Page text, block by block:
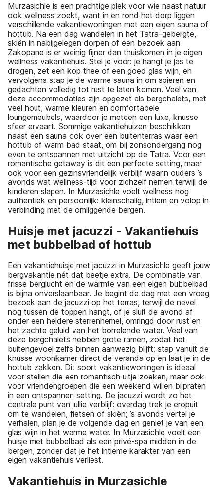
Murzasichle is een prachtige plek voor wie naast natuur
ook wellness zoekt, want in en rond het dorp liggen
verschillende vakantiewoningen met een eigen sauna of
hottub. Na een dag wandelen in het Tatra-gebergte,
skiën in nabijgelegen dorpen of een bezoek aan
Zakopane is er weinig fijner dan thuiskomen in je eigen
wellness vakantiehuis. Stel je voor: je hangt je jas te
drogen, zet een kop thee of een goed glas wijn, en
vervolgens stap je de warme sauna in om spieren en
gedachten volledig tot rust te laten komen. Veel van
deze accommodaties zijn opgezet als bergchalets, met
veel hout, warme kleuren en comfortabele
loungemeubels, waardoor je meteen een luxe, knusse
sfeer ervaart. Sommige vakantiehuizen beschikken
naast een sauna ook over een buitenterras waar een
hottub of warm bad staat, om bij zonsondergang nog
even te ontspannen met uitzicht op de Tatra. Voor een
romantische getaway is dit een perfecte setting, maar
ook voor een gezinsvriendelijk verblijf waarin ouders ’s
avonds wat wellness-tijd voor zichzelf nemen terwijl de
kinderen slapen. In Murzasichle voelt wellness nog
authentiek en persoonlijk: kleinschalig, intiem en volop in
verbinding met de omliggende bergen.
Huisje met jacuzzi - Vakantiehuis
met bubbelbad of hottub
Een vakantiehuisje met jacuzzi in Murzasichle geeft jouw
bergvakantie nét dat beetje extra. De combinatie van
frisse berglucht en de warmte van een eigen bubbelbad
is bijna onverslaanbaar. Je begint de dag met een vroeg
bezoek aan de jacuzzi op het terras, terwijl de nevel
nog tussen de toppen hangt, of je sluit de avond af
onder een heldere sterrenhemel, omringd door rust en
het zachte geluid van het borrelende water. Veel van
deze bergchalets hebben grote ramen, zodat het
buitengevoel zelfs binnen aanwezig blijft; stap vanuit de
knusse woonkamer direct de veranda op en laat je in de
hottub zakken. Dit soort vakantiewoningen is ideaal
voor stellen die een romantisch uitje zoeken, maar ook
voor vriendengroepen die een weekend willen bijpraten
in een ontspannen setting. De jacuzzi wordt zo het
centrale punt van jullie verblijf: overdag trek je eropuit
om te wandelen, fietsen of skiën; ’s avonds vertel je
verhalen, plan je de volgende dag en geniet je van een
glas wijn in het warme water. In Murzasichle voelt een
huisje met bubbelbad als een privé-spa midden in de
bergen, zonder dat je het intieme karakter van een
eigen vakantiehuis verliest.
Vakantiehuis in Murzasichle